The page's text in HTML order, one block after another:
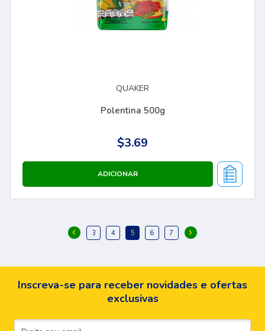
QUAKER
Polentina 500g
$3.69
Inscreva-se para receber novidades e ofertas
exclusivas